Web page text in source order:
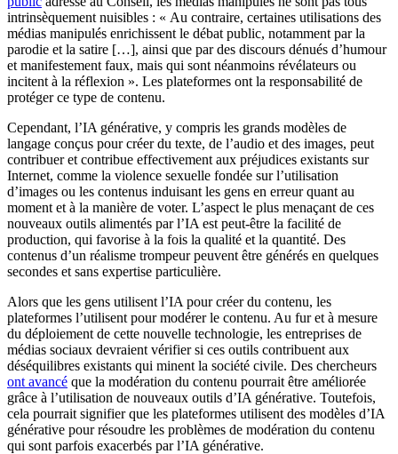
intrinsèquement nuisibles : « Au contraire, certaines utilisations des
médias manipulés enrichissent le débat public, notamment par la
parodie et la satire […], ainsi que par des discours dénués d’humour
et manifestement faux, mais qui sont néanmoins révélateurs ou
incitent à la réflexion ». Les plateformes ont la responsabilité de
protéger ce type de contenu.
Cependant, l’IA générative, y compris les grands modèles de
langage conçus pour créer du texte, de l’audio et des images, peut
contribuer et contribue effectivement aux préjudices existants sur
Internet, comme la violence sexuelle fondée sur l’utilisation
d’images ou les contenus induisant les gens en erreur quant au
moment et à la manière de voter. L’aspect le plus menaçant de ces
nouveaux outils alimentés par l’IA est peut-être la facilité de
production, qui favorise à la fois la qualité et la quantité. Des
contenus d’un réalisme trompeur peuvent être générés en quelques
secondes et sans expertise particulière.
Alors que les gens utilisent l’IA pour créer du contenu, les
plateformes l’utilisent pour modérer le contenu. Au fur et à mesure
du déploiement de cette nouvelle technologie, les entreprises de
médias sociaux devraient vérifier si ces outils contribuent aux
déséquilibres existants qui minent la société civile. Des chercheurs
ont avancé que la modération du contenu pourrait être améliorée
grâce à l’utilisation de nouveaux outils d’IA générative. Toutefois,
cela pourrait signifier que les plateformes utilisent des modèles d’IA
générative pour résoudre les problèmes de modération du contenu
qui sont parfois exacerbés par l’IA générative.